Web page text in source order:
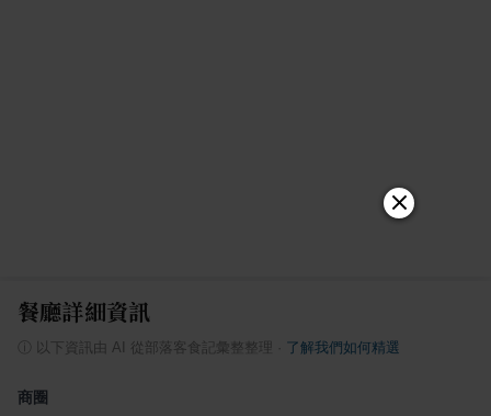
餐廳詳細資訊
以下資訊由 AI 從部落客食記彙整整理 了解我們如何精選
商圈